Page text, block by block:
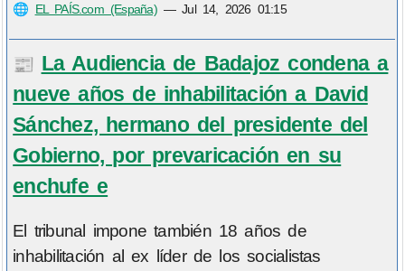
🌐 EL PAÍS.com (España)—Jul 14, 2026 01:15
📰 La Audiencia de Badajoz condena a
nueve años de inhabilitación a David
Sánchez, hermano del presidente del
Gobierno, por prevaricación en su
enchufe e
El tribunal impone también 18 años de
inhabilitación al ex líder de los socialistas